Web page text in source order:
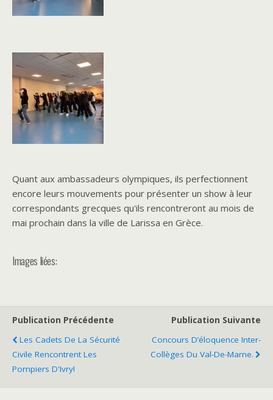
Quant aux ambassadeurs olympiques, ils perfectionnent
encore leurs mouvements pour présenter un show à leur
correspondants grecques qu'ils rencontreront au mois de
mai prochain dans la ville de Larissa en Grèce.
Images liées:
Publication Précédente
Les Cadets De La Sécurité
Civile Rencontrent Les
Pompiers D'Ivry!
Publication Suivante
Concours D’éloquence Inter-
Collèges Du Val-De-Marne.